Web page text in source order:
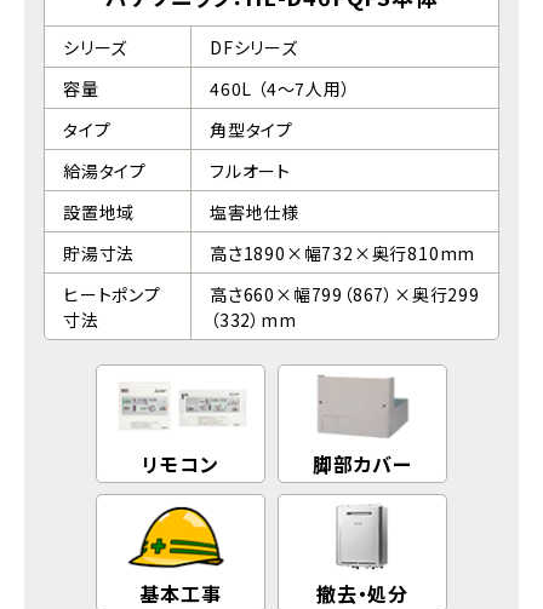
シリーズ
DFシリーズ
容量
460L （4～7人用）
タイプ
角型タイプ
給湯タイプ
フルオート
設置地域
塩害地仕様
貯湯寸法
高さ1890×幅732×奥行810mm
ヒートポンプ
寸法
高さ660×幅799（867）×奥行299
（332）mm
リモコン 脚部カバー
基本工事 撤去・処分